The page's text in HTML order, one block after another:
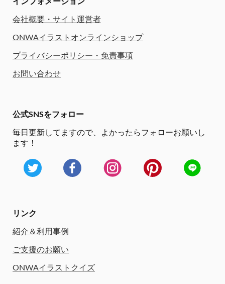
インフォメーション
会社概要・サイト運営者
ONWAイラストオンラインショップ
プライバシーポリシー・免責事項
お問い合わせ
公式SNSをフォロー
毎日更新してますので、
よかったらフォローお願いし
ます！
リンク
紹介＆利用事例
ご支援のお願い
ONWAイラストクイズ